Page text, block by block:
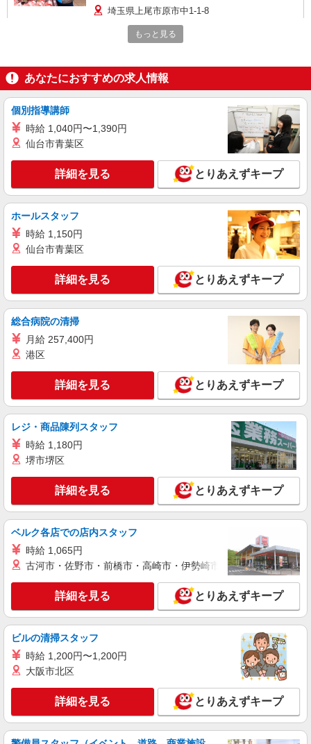
間・曜日の項目をご確認ください。
埼玉県上尾市原市中1-1-8
パート
生鮮市場TOP 北上尾店
スーパーマーケットでのフロアスタッフ
＜パート＞ 時給1171円〜／16時以降時給1271
円〜 ★土曜・日曜・祝日は時給100円ＵＰ！
キープ 詳細を見る
アルバイト
生鮮市場TOP 北上尾店
スーパーマーケットでのフロアスタッフ
＜アルバイト＞ 時給1171円〜／高校生時給
1141円〜※高校生OK ★週4日以上の勤務契約の方
は、日・祝日は時給100円ＵＰ！
埼玉県上尾市緑丘3-3-11-2
キープ 詳細を見る
パート
食品スーパースタッフ（寿司）
時給：1204円（寿司） ※曜日・時間帯によっ
て加算 ▼詳細は以下の通り 日・祝日／時給125円
増 ★学生以外の長期希望の方はパート対象です。
★職種を限定しての募集のため、勤務時間・曜日
埼玉県上尾市原市中1-1-8
詳細を見る
生鮮市場TOPセキチュー上尾店
スーパーマーケットでの精肉スタッフ
＜パート＞ 時給1252円〜／16時以降時給1352
円〜 ★土曜・日曜・祝日は時給100円ＵＰ！
埼玉県上尾市須ケ谷1-240
キープ 詳細を見る
アルバイト
生鮮市場TOPセキチュー上尾店
スーパーマーケットでの早朝フロアスタッフ
＜アルバイト＞ 時給1180円〜※大学生OK、高
卒以上 ★週4日以上の勤務契約の方は、日・祝日
は時給100円ＵＰ！
埼玉県上尾市須ケ谷1-240
キープ 詳細を見る
もっと見る
あなたにおすすめの求人情報
個別指導講師
時給 1,040円〜1,390円
仙台市青葉区
詳細を見る とりあえずキープ
ホールスタッフ
時給 1,150円
仙台市青葉区
詳細を見る とりあえずキープ
総合病院の清掃
月給 257,400円
港区
詳細を見る とりあえずキープ
レジ・商品陳列スタッフ
時給 1,180円
堺市堺区
詳細を見る とりあえずキープ
ベルク各店での店内スタッフ
時給 1,065円
古河市・佐野市・前橋市・高崎市・伊勢崎市・太田市・館林市
詳細を見る とりあえずキープ
ビルの清掃スタッフ
時給 1,200円〜1,200円
大阪市北区
詳細を見る とりあえずキープ